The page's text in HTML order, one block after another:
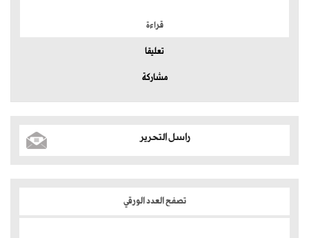
قراءة
تعليقا
مشاركة
راسل التحرير
تصفح العدد الورقي